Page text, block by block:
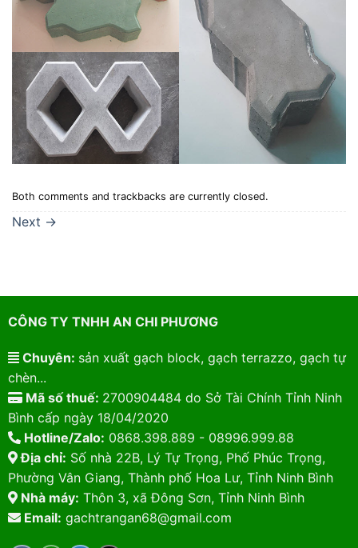
Both comments and trackbacks are currently closed.
Next →
CÔNG TY TNHH AN CHI PHƯƠNG
Chuyên: sản xuất gạch block, gạch terrazzo, gạch tự
chèn...
Mã số thuế: 2700904484 do Sở Tài Chính Tỉnh Ninh
Bình cấp ngày 18/04/2020
Hotline/Zalo: 0868.398.889 - 08996.999.88
Địa chỉ: Số nhà 22B, Lý Tự Trọng, Phố Phúc Trọng,
Phường Vân Giang, Thành phố Hoa Lư, Tỉnh Ninh Bình
Nhà máy: Thôn 3, xã Đông Sơn, Tỉnh Ninh Bình
Email: gachtrangan68@gmail.com